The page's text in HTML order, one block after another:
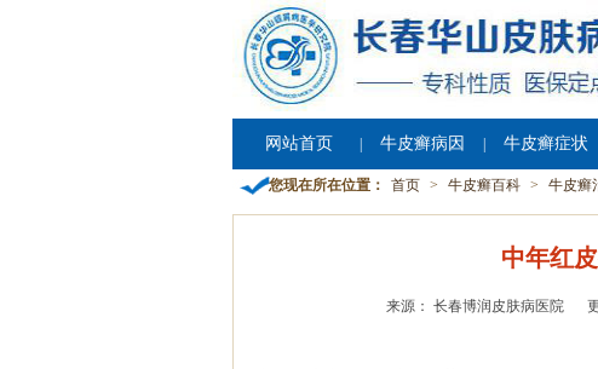
网站首页 牛皮癣病因 牛皮癣症状
您现在所在位置： 首页 > 牛皮癣百科 > 牛皮癣
中年红
来源： 长春博润皮肤病医院